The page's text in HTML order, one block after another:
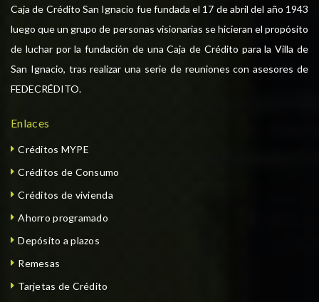
Caja de Crédito San Ignacio fue fundada el 17 de abril del año 1943
luego que un grupo de personas visionarias se hicieran el propósito
de luchar por la fundación de una Caja de Crédito para la Villa de
San Ignacio, tras realizar una serie de reuniones con asesores de
FEDECRÉDITO.
Enlaces
Créditos MYPE
Créditos de Consumo
Créditos de vivienda
Ahorro programado
Depósito a plazos
Remesas
Tarjetas de Crédito